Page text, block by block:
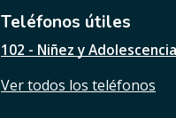
l
s
a
Teléfonos útiles
102 - Niñez y Adolescencia
Ver todos los teléfonos